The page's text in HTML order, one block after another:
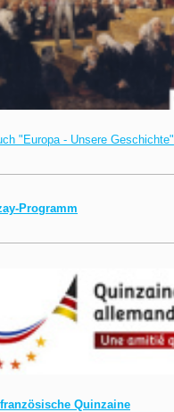
"Europa - Unsere Geschichte"
Programm
Quinzaine